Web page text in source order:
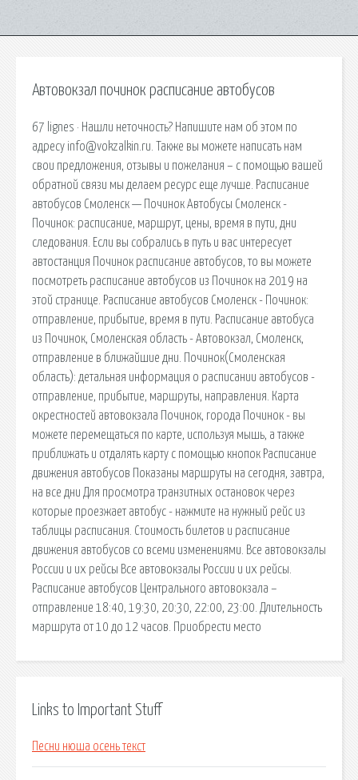
Автовокзал починок расписание автобусов
67 lignes · Нашли неточность? Напишите нам об этом по
адресу info@vokzalkin.ru. Также вы можете написать нам
свои предложения, отзывы и пожелания – с помощью вашей
обратной связи мы делаем ресурс еще лучше. Расписание
автобусов Смоленск — Починок Автобусы Смоленск -
Починок: расписание, маршрут, цены, время в пути, дни
следования. Если вы собрались в путь и вас интересует
автостанция Починок расписание автобусов, то вы можете
посмотреть расписание автобусов из Починок на 2019 на
этой странице. Расписание автобусов Смоленск - Починок:
отправление, прибытие, время в пути. Расписание автобуса
из Починок, Смоленская область - Автовокзал, Смоленск,
отправление в ближайшие дни. Починок(Смоленская
область): детальная информация о расписании автобусов -
отправление, прибытие, маршруты, направления. Карта
окрестностей автовокзала Починок, города Починок - вы
можете перемещаться по карте, используя мышь, а также
приближать и отдалять карту с помощью кнопок Расписание
движения автобусов Показаны маршруты на сегодня, завтра,
на все дни Для просмотра транзитных остановок через
которые проезжает автобус - нажмите на нужный рейс из
таблицы расписания. Стоимость билетов и расписание
движения автобусов со всеми изменениями. Все автовокзалы
России и их рейсы Все автовокзалы России и их рейсы.
Расписание автобусов Центрального автовокзала –
отправление 18:40, 19:30, 20:30, 22:00, 23:00. Длительность
маршрута от 10 до 12 часов. Приобрести место
Links to Important Stuff
Песни нюша осень текст